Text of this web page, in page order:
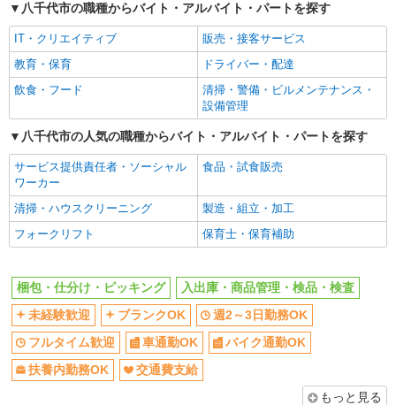
八千代市の職種からバイト・アルバイト・パートを探す
IT・クリエイティブ
販売・接客サービス
教育・保育
ドライバー・配達
飲食・フード
清掃・警備・ビルメンテナンス・
設備管理
八千代市の人気の職種からバイト・アルバイト・パートを探す
サービス提供責任者・ソーシャル
ワーカー
食品・試食販売
清掃・ハウスクリーニング
製造・組立・加工
フォークリフト
保育士・保育補助
梱包・仕分け・ピッキング
入出庫・商品管理・検品・検査
未経験歓迎
ブランクOK
週2～3日勤務OK
フルタイム歓迎
車通勤OK
バイク通勤OK
扶養内勤務OK
交通費支給
もっと見る